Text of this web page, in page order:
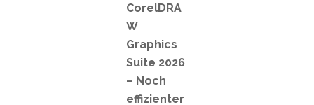
CorelDRA
W
Graphics
Suite 2026
– Noch
effizienter